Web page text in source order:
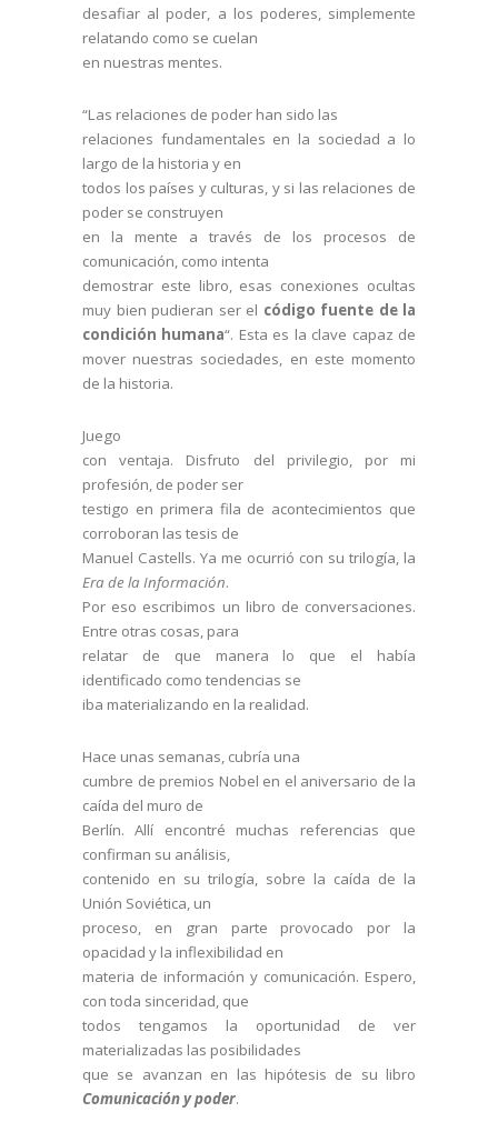
desafiar al poder, a los poderes, simplemente
relatando como se cuelan
en nuestras mentes.
“Las relaciones de poder han sido las
relaciones fundamentales en la sociedad a lo
largo de la historia y en
todos los países y culturas, y si las relaciones de
poder se construyen
en la mente a través de los procesos de
comunicación, como intenta
demostrar este libro, esas conexiones ocultas
muy bien pudieran ser el código fuente de la
condición humana“. Esta es la clave capaz de
mover nuestras sociedades, en este momento
de la historia.
Juego
con ventaja. Disfruto del privilegio, por mi
profesión, de poder ser
testigo en primera fila de acontecimientos que
corroboran las tesis de
Manuel Castells. Ya me ocurrió con su trilogía, la
Era de la Información.
Por eso escribimos un libro de conversaciones.
Entre otras cosas, para
relatar de que manera lo que el había
identificado como tendencias se
iba materializando en la realidad.
Hace unas semanas, cubría una
cumbre de premios Nobel en el aniversario de la
caída del muro de
Berlín. Allí encontré muchas referencias que
confirman su análisis,
contenido en su trilogía, sobre la caída de la
Unión Soviética, un
proceso, en gran parte provocado por la
opacidad y la inflexibilidad en
materia de información y comunicación. Espero,
con toda sinceridad, que
todos tengamos la oportunidad de ver
materializadas las posibilidades
que se avanzan en las hipótesis de su libro
Comunicación y poder.